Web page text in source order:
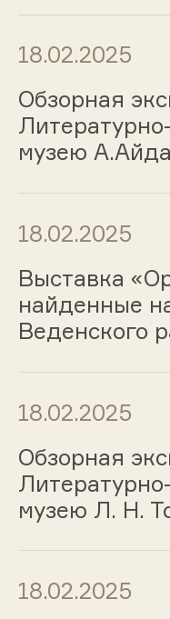
18.02.2025
Обзорная
музею
18.02.2025
Выставка
найденные
Веденского
18.02.2025
Обзорная
музею Л. Н.
18.02.2025